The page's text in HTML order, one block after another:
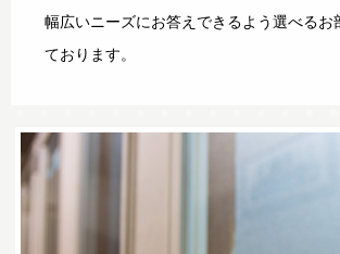
幅広いニーズにお答えできるよう選べるお
ております。